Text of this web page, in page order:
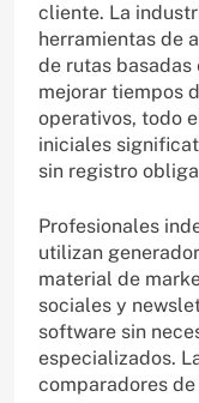
cliente. La
herramientas de
de rutas
mejorar tiempos
operativos, todo
iniciales
sin registro
Profesionales
utilizan
material de
sociales y
software sin
especializados.
comparadores